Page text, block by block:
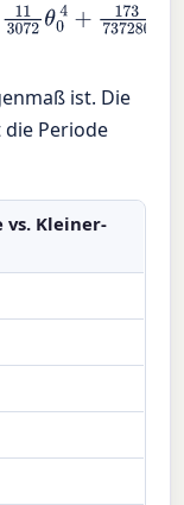
ist. Die
Periode
vs. Kleiner-